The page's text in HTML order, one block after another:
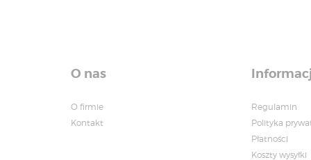
O nas
O firmie
Kontakt
Regulamin
Polityka
Płatności
Koszty wysyłki